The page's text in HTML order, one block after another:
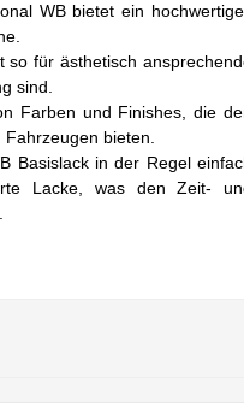
WB bietet ein
so für ästhetisch
sind.
Farben und Finishes, die
bieten.
Basislack in der Regel
Lacke, was den Zeit-